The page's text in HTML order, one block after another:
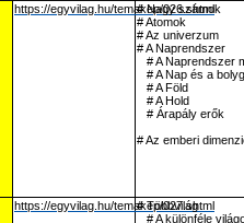
https://egyvilag.hu/temakep/026.shtml
# Nagy számok
# Atomok
# Az univerzum
# A Naprendszer
# A Naprendszer
# A Nap és a
# A Föld
# A Hold
# Árapály erők
# Az emberi
https://egyvilag.hu/temakep/027.shtml
# Többvilág
# A különféle